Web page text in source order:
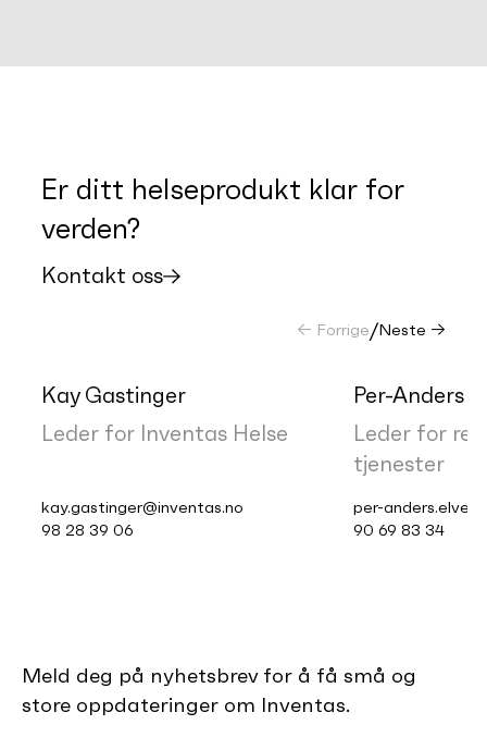
Er ditt helseprodukt klar for
verden?
Kontakt oss
← Forrige/Neste →
Kay Gastinger
Leder for Inventas Helse
kay.gastinger@inventas.no
98 28 39 06
Per-Anders
Leder for
tjenester
per-
90 69 83 34
Meld deg på nyhetsbrev for å få små og
store oppdateringer om Inventas.